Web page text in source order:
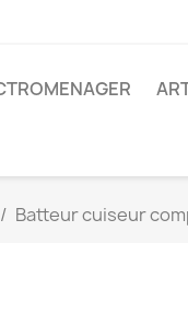
Batteur cuiseur